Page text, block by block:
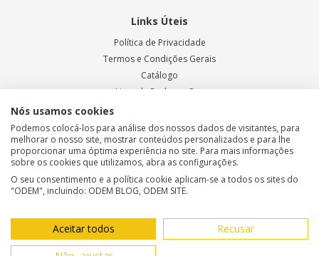
Links Úteis
Política de Privacidade
Termos e Condições Gerais
Catálogo
Livro de Reclamações
Métodos de Pagamento
© 2025, Odem - Todos os direitos reservados | Desenvolvido por
Nós usamos cookies
Podemos colocá-los para análise dos nossos dados de visitantes, para
melhorar o nosso site, mostrar conteúdos personalizados e para lhe
proporcionar uma óptima experiência no site. Para mais informações
sobre os cookies que utilizamos, abra as configurações.
O seu consentimento e a política cookie aplicam-se a todos os sites do
"ODEM", incluindo: ODEM BLOG, ODEM SITE.
Aceitar todos
Recusar